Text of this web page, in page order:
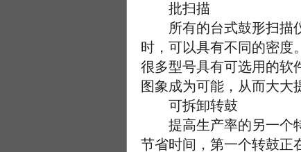
批扫描
所有的台式鼓形扫描仪
时，可以具有不同的密度
很多型号具有可选用的软
图象成为可能，从而大大
可拆卸转鼓
提高生产率的另一个特
节省时间，第一个转鼓正